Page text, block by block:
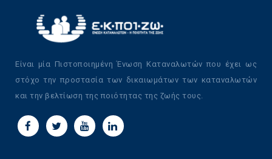
Είναι μία Πιστοποιημένη Ένωση Καταναλωτών που έχει ως
στόχο την προστασία των δικαιωμάτων των καταναλωτών
και την βελτίωση της ποιότητας της ζωής τους.